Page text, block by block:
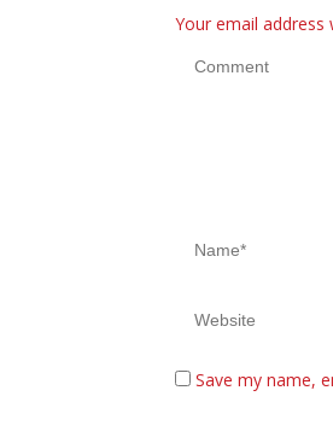
Your email address
Save my name,